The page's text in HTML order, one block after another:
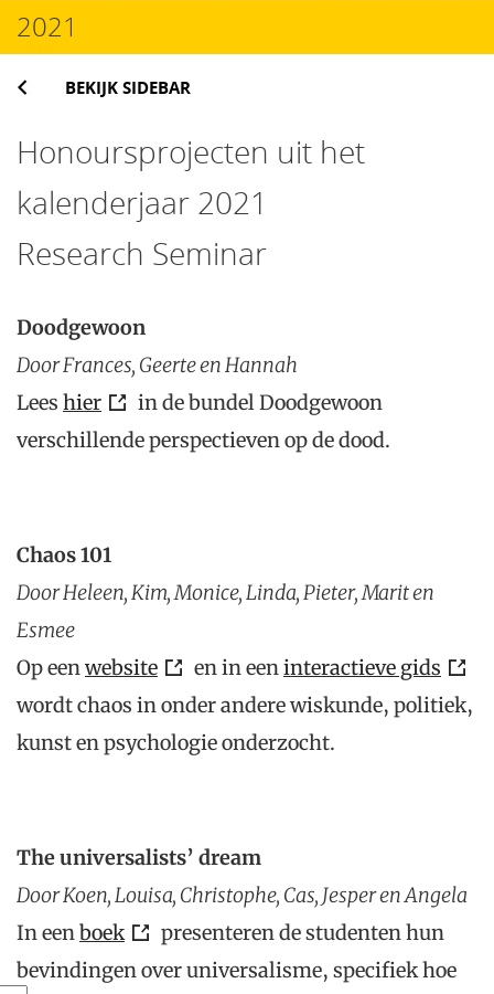
2021
BEKIJK SIDEBAR
Honoursprojecten uit het
kalenderjaar 2021
Research Seminar
Doodgewoon
Door Frances, Geerte en Hannah
Lees hier
in de bundel Doodgewoon
verschillende perspectieven op de dood.
Chaos 101
Door Heleen, Kim, Monice, Linda, Pieter, Marit en
Esmee
Op eenwebsite en in eeninteractieve gids
wordt chaos in onder andere wiskunde, politiek,
kunst en psychologie onderzocht.
The universalists’ dream
Door Koen, Louisa, Christophe, Cas, Jesper en Angela
In eenboek
presenteren de studenten hun
bevindingen over universalisme, specifiek hoe